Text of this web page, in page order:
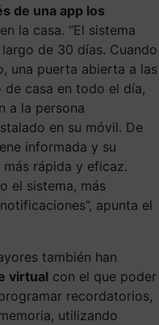
de una app los
la casa. “El sistema
de 30 días. Cuando
una puerta abierta a las
de casa en todo el día,
a la persona
en su móvil. De
informada y su
rápida y eficaz.
el sistema, más
apunta el
también han
virtual con el que poder
recordatorios,
utilizando